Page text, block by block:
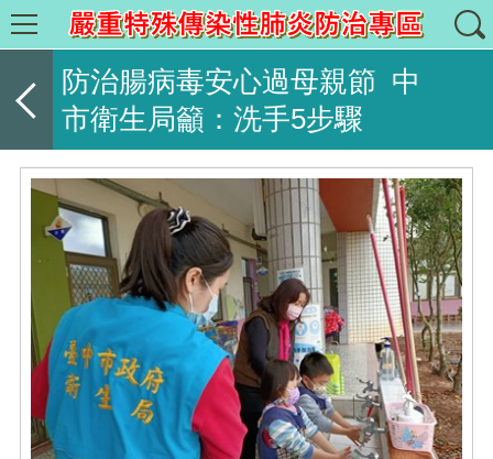
防治腸病毒安心過母親節 中
市衛生局籲：洗手5步驟